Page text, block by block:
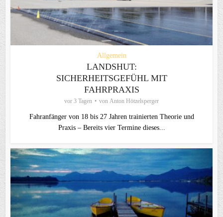
Allgemein
LANDSHUT:
SICHERHEITSGEFÜHL MIT
FAHRPRAXIS
vor 3 Tagen von Anton Hötzelsperger
Fahranfänger von 18 bis 27 Jahren trainierten Theorie und
Praxis – Bereits vier Termine dieses...